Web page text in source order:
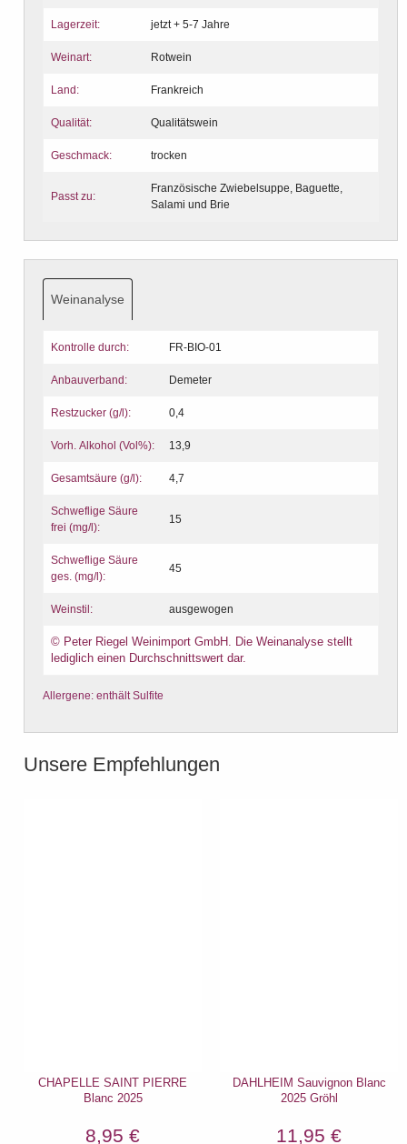
Lagerzeit: jetzt + 5-7 Jahre
Weinart: Rotwein
Land: Frankreich
Qualität: Qualitätswein
Geschmack: trocken
Passt zu:
Französische Zwiebelsuppe, Baguette,
Salami und Brie
Weinanalyse
Kontrolle durch: FR-BIO-01
Anbauverband: Demeter
Restzucker (g/l): 0,4
Vorh. Alkohol (Vol%): 13,9
Gesamtsäure (g/l): 4,7
Schweflige Säure
frei (mg/l):
15
Schweflige Säure
ges. (mg/l):
45
Weinstil: ausgewogen
© Peter Riegel Weinimport GmbH. Die Weinanalyse stellt
lediglich einen Durchschnittswert dar.
Allergene: enthält Sulfite
Unsere Empfehlungen
CHAPELLE SAINT PIERRE
Blanc 2025
8,95 €
DAHLHEIM Sauvignon Blanc
2025 Gröhl
11,95 €